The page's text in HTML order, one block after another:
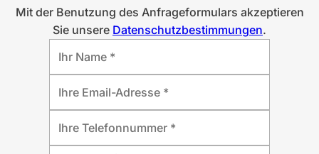
Mit der Benutzung des Anfrageformulars akzeptieren
Sie unsere Datenschutzbestimmungen.